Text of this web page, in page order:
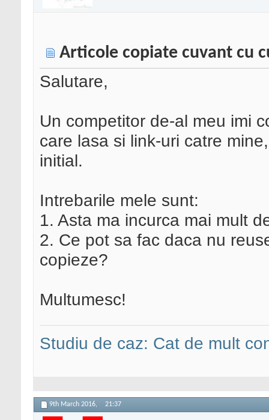
Articole copiate cuvant cu
Salutare,
Un competitor de-al meu imi
care lasa si link-uri catre
initial.
Intrebarile mele sunt:
1. Asta ma incurca mai mult
2. Ce pot sa fac daca nu
copieze?
Multumesc!
Studiu de caz: Cat de mult
9th March 2016, 21:37